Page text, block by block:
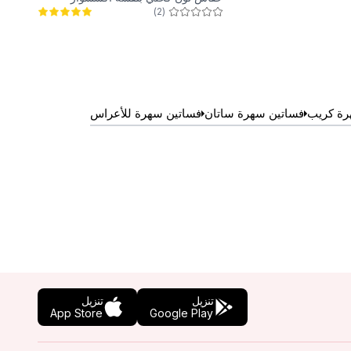
لامعة
(
2
)
كريب فساتين سهرة ساتان فساتين سهرة للأعراس
تنزيل
Google Play
تنزيل
App Store